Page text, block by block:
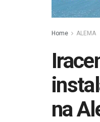
Home ALEMA
na